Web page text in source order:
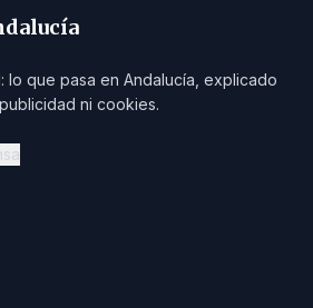
lo que pasa en Andalucía, explicado
ni cookies.